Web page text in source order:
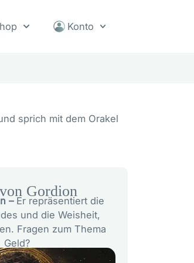
Konto
sprich mit dem Orakel
Gordion
– Er repräsentiert die
und die Weisheit,
Fragen zum Thema
Geld?